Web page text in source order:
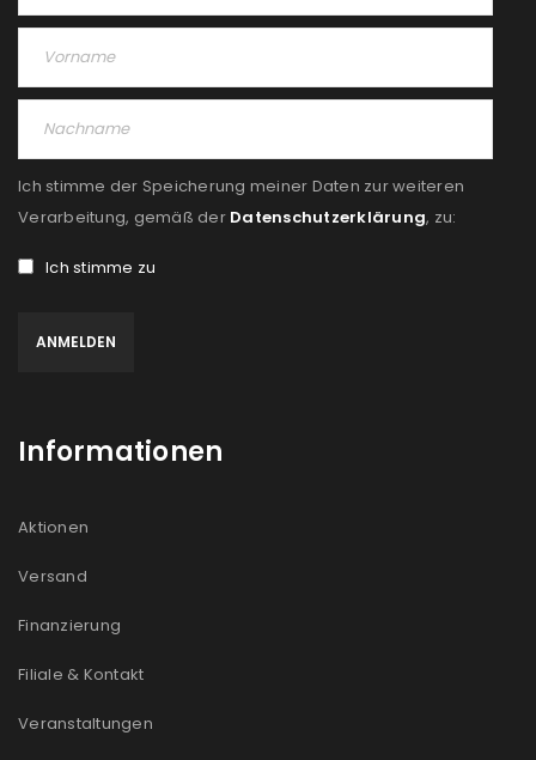
Ich stimme der Speicherung meiner Daten zur weiteren
Verarbeitung, gemäß der Datenschutzerklärung, zu:
Ich stimme zu
Informationen
Aktionen
Versand
Finanzierung
Filiale & Kontakt
Veranstaltungen